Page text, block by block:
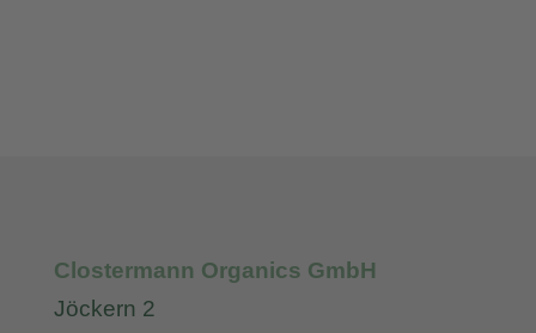
Clostermann Organics GmbH
Jöckern 2